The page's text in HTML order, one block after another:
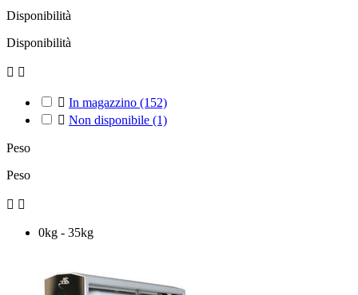
Disponibilità
Disponibilità
 
 In magazzino (152)
 Non disponibile (1)
Peso
Peso
 
0kg - 35kg